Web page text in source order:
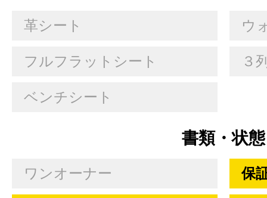
革シート ウ
フルフラットシート ３
ベンチシート
書類・状態
ワンオーナー 保